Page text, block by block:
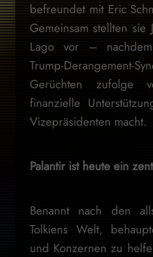
befreundet mit Eric
Gemeinsam stellten sie
Lago vor –
Trump-
Gerüchten zufolge
finanzielle
Vizepräsidenten macht.
Palantir ist heute ein
Benannt nach den
Tolkiens Welt,
und Konzernen zu